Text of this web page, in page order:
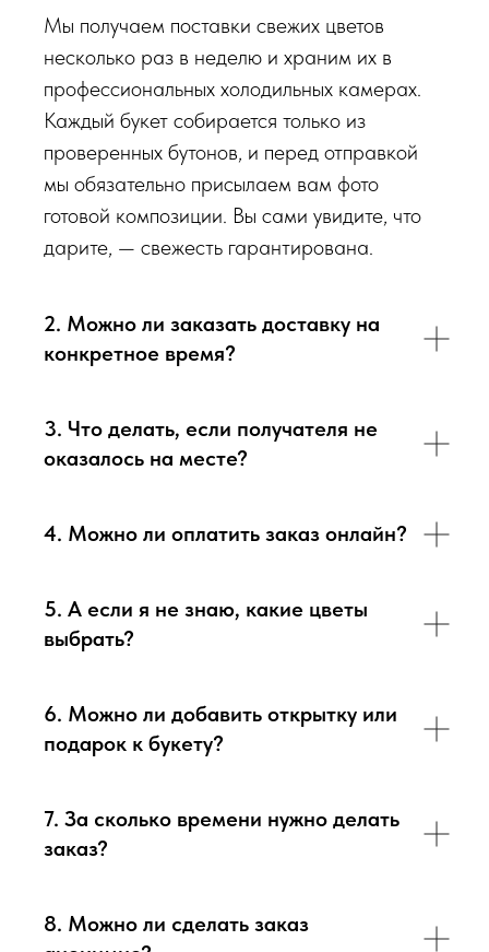
гаммы, формату), после заказа с Вами сразу свяжется наш
Перед тем как отправить букет на доставку мы
обязательно пришлем Вам на согласование фото и
видео непосредственно того букета, который наш
флорист собрал для Вас.
Доставка цветов в Севастополе. Качественно. Быстро.
Мы получаем поставки свежих цветов
несколько раз в неделю и храним их в
профессиональных холодильных камерах.
Каждый букет собирается только из
проверенных бутонов, и перед отправкой
мы обязательно присылаем вам фото
готовой композиции. Вы сами увидите, что
дарите, — свежесть гарантирована.
2. Можно ли заказать доставку на
конкретное время?
3. Что делать, если получателя не
оказалось на месте?
4. Можно ли оплатить заказ онлайн?
5. А если я не знаю, какие цветы
выбрать?
6. Можно ли добавить открытку или
подарок к букету?
7. За сколько времени нужно делать
заказ?
8. Можно ли сделать заказ